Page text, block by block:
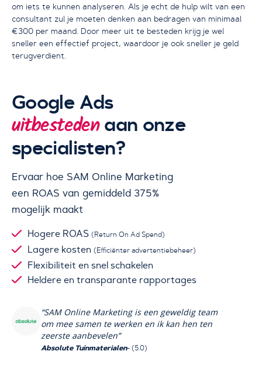
om iets te kunnen analyseren. Als je echt de hulp wilt van een
consultant zul je moeten denken aan bedragen van minimaal
€300 per maand. Door meer uit te besteden krijg je wel
sneller een effectief project, waardoor je ook sneller je geld
terugverdient.
Google Ads
uitbestedenaan onze
specialisten?
Ervaar hoe SAM Online Marketing
een ROAS van gemiddeld 375%
mogelijk maakt
Hogere ROAS(Return On Ad Spend)
Lagere kosten(Efficiënter advertentiebeheer)
Flexibiliteit en snel schakelen
Heldere en transparante rapportages
“SAM Online Marketing is een geweldig team
om mee samen te werken en ik kan hen ten
zeerste aanbevelen”
Absolute Tuinmaterialen- (5.0)